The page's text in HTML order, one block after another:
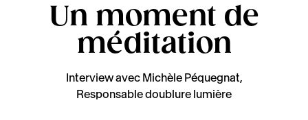
Un moment de
méditation
Interview avec Michèle Péquegnat,
Responsable doublure lumière